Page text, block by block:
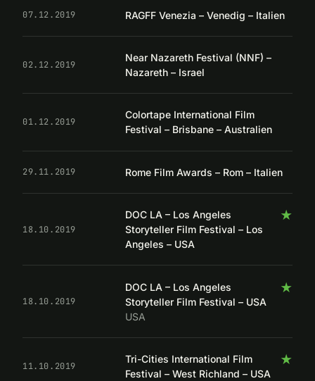
07.12.2019 RAGFF Venezia – Venedig – Italien
02.12.2019
Near Nazareth Festival (NNF) –
Nazareth – Israel
01.12.2019
Colortape International Film
Festival – Brisbane – Australien
29.11.2019 Rome Film Awards – Rom – Italien
18.10.2019
★
DOC LA – Los Angeles
Storyteller Film Festival – Los
Angeles – USA
18.10.2019
★
DOC LA – Los Angeles
Storyteller Film Festival – USA
USA
11.10.2019 ★
Tri-Cities International Film
Festival – West Richland – USA